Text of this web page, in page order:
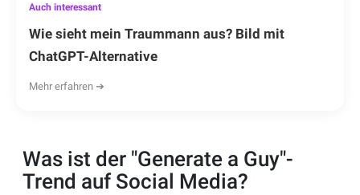
Auch interessant
Wie sieht mein Traummann aus? Bild mit
ChatGPT-Alternative
Mehr erfahren ➔
Was ist der "Generate a Guy"-
Trend auf Social Media?